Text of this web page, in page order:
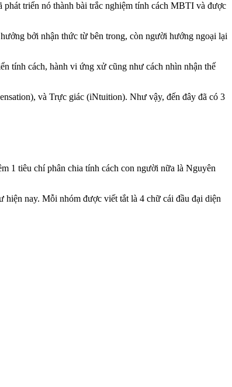
triển nó thành bài trắc nghiệm tính cách MBTI và được
bởi nhận thức từ bên trong, còn người hướng ngoại lại
tính cách, hành vi ứng xử cũng như cách nhìn nhận thế
và Trực giác (iNtuition). Như vậy, đến đây đã có 3
1 tiêu chí phân chia tính cách con người nữa là Nguyên
nay. Mỗi nhóm được viết tắt là 4 chữ cái đầu đại diện